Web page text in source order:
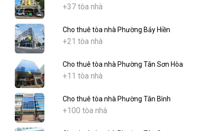
+37 tòa nhà
Cho thuê tòa nhà Phường Bảy Hiền
+21 tòa nhà
Cho thuê tòa nhà Phường Tân Sơn Hòa
+11 tòa nhà
Cho thuê tòa nhà Phường Tân Bình
+100 tòa nhà